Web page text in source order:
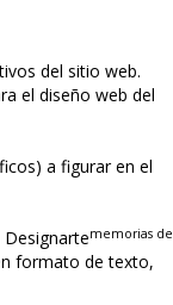
del sitio web.
el diseño web del
a figurar en el
memorias de
formato de texto,